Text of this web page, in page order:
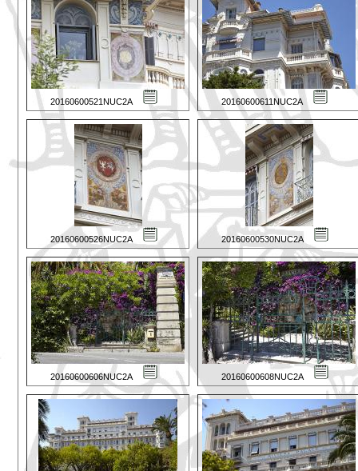
20160600521NUC2A 20160600611NUC2A
20160600526NUC2A 20160600530NUC2A
20160600606NUC2A 20160600608NUC2A